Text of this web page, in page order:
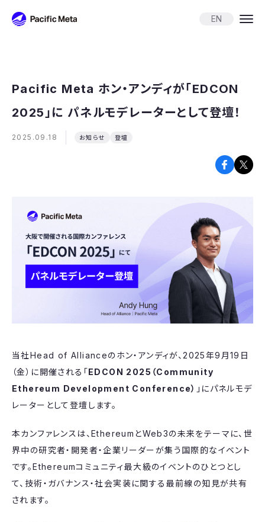
EN
Pacific Meta ホン・アンディが「EDCON
2025」に パネルモデレーターとして登壇！
2025.09.18 お知らせ 登壇
当社Head of Allianceのホン・アンディが、2025年9月19日
（金）に開催される「EDCON 2025（Community
Ethereum Development Conference） 」にパネルモデ
レーターとして登壇します。
本カンファレンスは、EthereumとWeb3の未来をテーマに、世
界中の研究者・開発者・企業リーダーが集う国際的なイベント
です。Ethereumコミュニティ最大級のイベントのひとつとし
て、技術・ガバナンス・社会実装に関する最前線の知見が共有
されます。